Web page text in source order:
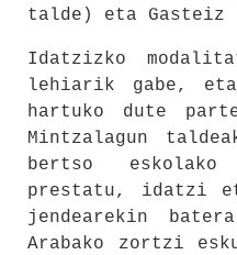
talde) eta
Idatzizko
lehiarik gabe,
hartuko dute
Mintzalagun
bertso
prestatu, idatzi
jendearekin
Arabako zortzi